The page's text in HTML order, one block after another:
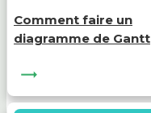
Comment faire un
diagramme de Gantt